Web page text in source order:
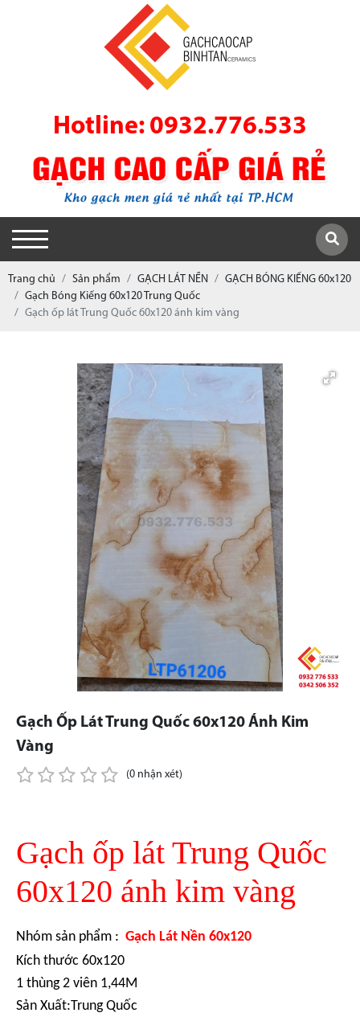
Hotline: 0932.776.533
Trang chủ Sản phẩm GẠCH LÁT NỀN
GẠCH BÓNG KIẾNG 60x120
Gạch Bóng Kiếng 60x120 Trung Quốc
Gạch ốp lát Trung Quốc 60x120 ánh kim vàng
Gạch Ốp Lát Trung Quốc 60x120 Ánh Kim
Vàng
(0 nhận xét)
Gạch ốp lát Trung Quốc
60x120 ánh kim vàng
Nhóm sản phẩm : Gạch Lát Nền 60x120
Kích thước 60x120
1 thùng 2 viên 1,44M
Sản Xuất:Trung Quốc